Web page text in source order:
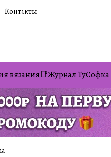
Контакты
вязания📑Журнал ТуСофка